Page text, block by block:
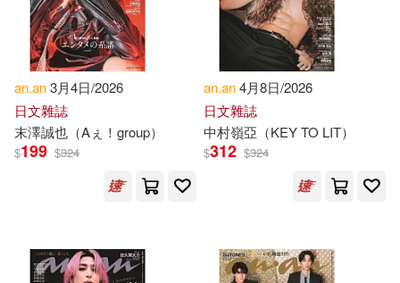
David Anane(1)
Dawn (EDT)/ Arab Community Cen
ter for Economic and Social Servic
Denis(1) Denis Kwame(1)
Dohrmann(1) Dora(1)
Dorit (CON)(1)
an.an3月4日/2026
日文雜誌
末澤誠也（Aぇ！group）
$199 $324
an.an4月8日/2026
日文雜誌
中村嶺亞（KEY TO LIT）
$312 $324